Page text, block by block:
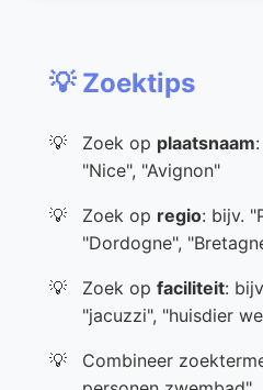
💡 Zoektips
Zoek op plaatsnaam
"Nice", "Avignon"
Zoek op regio: bijv.
"Dordogne",
Zoek op faciliteit:
"jacuzzi", "huisdier
Combineer